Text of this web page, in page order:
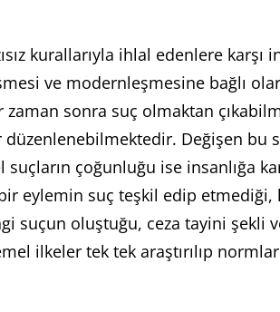
kurallarıyla ihlal edenlere
ve modernleşmesine bağlı
sonra suç olmaktan
Değişen bu
çoğunluğu ise insanlığa
eylemin suç teşkil edip
suçun oluştuğu, ceza tayini
ilkeler tek tek araştırılıp